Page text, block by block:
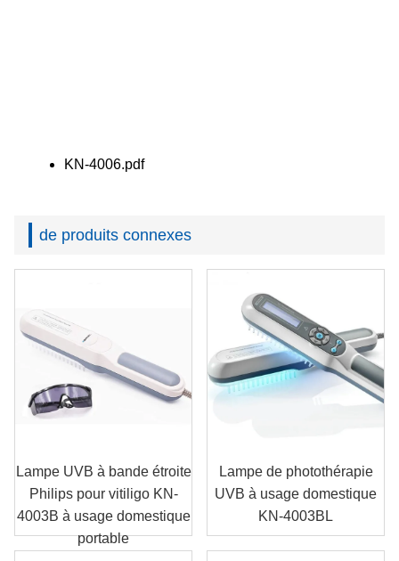
KN-4006.pdf
de produits connexes
Lampe UVB à bande étroite
Philips pour vitiligo KN-
4003B à usage domestique
portable
Lampe de photothérapie
UVB à usage domestique
KN-4003BL